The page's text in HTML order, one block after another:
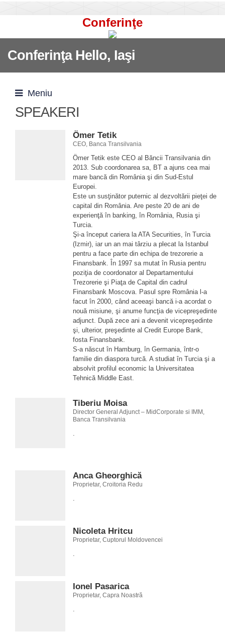
Conferinţe
Conferinţa Hello, Iaşi
Meniu
SPEAKERI
Ömer Tetik
CEO, Banca Transilvania
Ömer Tetik este CEO al Băncii Transilvania din
2013. Sub coordonarea sa, BT a ajuns cea mai
mare bancă din România şi din Sud-Estul
Europei.
Este un susţinător puternic al dezvoltării pieţei de
capital din România. Are peste 20 de ani de
experienţă în banking, în România, Rusia şi
Turcia.
Şi-a început cariera la ATA Securities, în Turcia
(Izmir), iar un an mai târziu a plecat la Istanbul
pentru a face parte din echipa de trezorerie a
Finansbank. În 1997 sa mutat în Rusia pentru
poziţia de coordonator al Departamentului
Trezorerie şi Piaţa de Capital din cadrul
Finansbank Moscova. Pasul spre România l-a
facut în 2000, când aceeaşi bancă i-a acordat o
nouă misiune, şi anume funcţia de vicepreşedinte
adjunct. După zece ani a devenit vicepreşedinte
şi, ulterior, preşedinte al Credit Europe Bank,
fosta Finansbank.
S-a născut în Hamburg, în Germania, într-o
familie din diaspora turcă. A studiat în Turcia şi a
absolvit profilul economic la Universitatea
Tehnică Middle East.
Tiberiu Moisa
Director General Adjunct – MidCorporate si IMM,
Banca Transilvania
.
Anca Gheorghică
Proprietar, Croitoria Redu
.
Nicoleta Hritcu
Proprietar, Cuptorul Moldovencei
.
Ionel Pasarica
Proprietar, Capra Noastră
.